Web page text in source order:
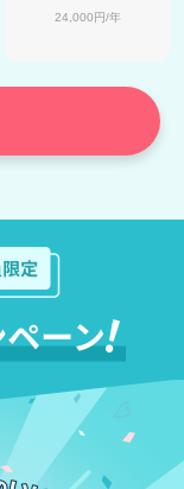
24,000円/年